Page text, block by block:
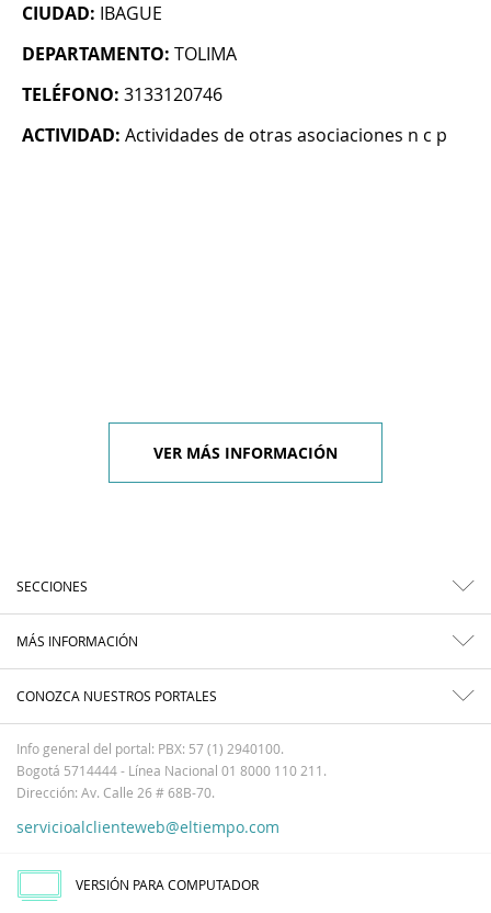
CIUDAD: IBAGUE
DEPARTAMENTO: TOLIMA
TELÉFONO: 3133120746
ACTIVIDAD: Actividades de otras asociaciones n c p
VER MÁS INFORMACIÓN
SECCIONES
MÁS INFORMACIÓN
CONOZCA NUESTROS PORTALES
Info general del portal: PBX: 57 (1) 2940100.
Bogotá 5714444 - Línea Nacional 01 8000 110 211.
Dirección: Av. Calle 26 # 68B-70.
servicioalclienteweb@eltiempo.com
VERSIÓN PARA COMPUTADOR